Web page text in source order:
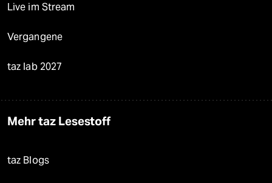
Live im Stream
Vergangene
taz lab 2027
Mehr taz Lesestoff
taz Blogs